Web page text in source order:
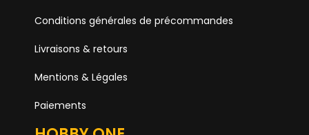
Conditions générales de précommandes
Livraisons & retours
Mentions & Légales
Paiements